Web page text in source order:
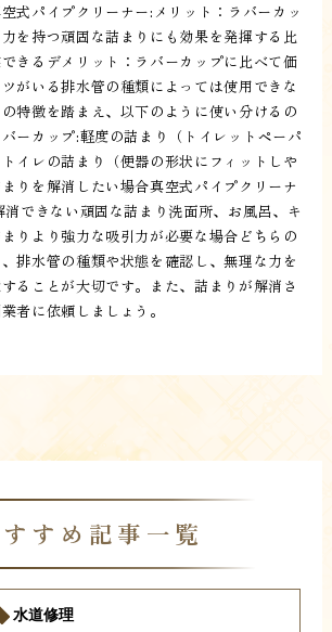
式パイプクリーナー:メリット：ラバーカッ
を持つ頑固な詰まりにも効果を発揮する比
きるデメリット：ラバーカップに比べて価
がいる排水管の種類によっては使用できな
特徴を踏まえ、以下のように使い分けるの
ーカップ:軽度の詰まり（トイレットペーパ
イレの詰まり（便器の形状にフィットしや
りを解消したい場合真空式パイプクリーナ
できない頑固な詰まり洗面所、お風呂、キ
りより強力な吸引力が必要な場合どちらの
排水管の種類や状態を確認し、無理な力を
ることが大切です。また、詰まりが解消さ
者に依頼しましょう。
すめ記事一覧
水道修理